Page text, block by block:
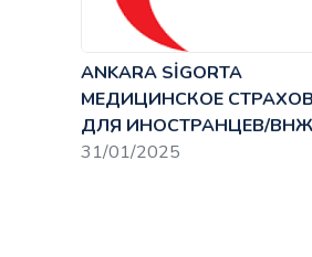
ANKARA SİGORTA
МЕДИЦИНСКОЕ
ДЛЯ ИНОСТРАНЦЕВ/ВНЖ
31/01/2025